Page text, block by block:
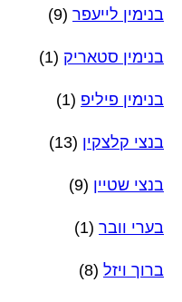
בנימין לייעפר (9)
בנימין סטאריק (1)
בנימין פיליפ (1)
בנצי קלצקין (13)
בנצי שטיין (9)
בערי וובר (1)
ברוך ויזל (8)